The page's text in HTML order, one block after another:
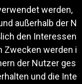
werden,
außerhalb der N
den Interessen
Zwecken werden i
der Nutzer ges
und die Inte